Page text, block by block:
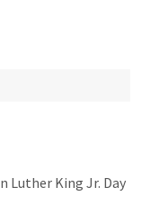
Luther King Jr. Day